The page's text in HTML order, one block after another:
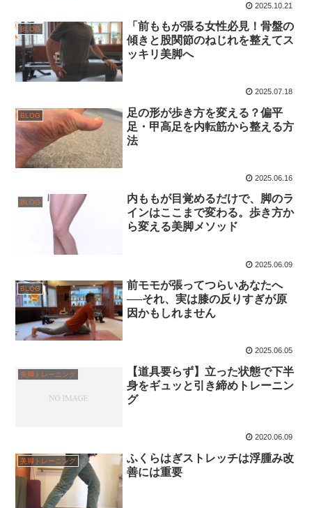
2025.10.21
BLOG
「前ももが張る女性必見！骨盤の
傾きと股関節のねじれを整えてス
ッキリ美脚へ
2025.07.18
BLOG
足の形が歩き方を変える？偏平
足・甲高足を内転筋から整える方
法
2025.06.16
BLOG
内ももが目覚めるだけで、脚のラ
インはここまで変わる。歩き方か
ら変える美脚メソッド
2025.06.09
BLOG
前モモが張ってつらいあなたへ
──それ、実は膝の反りすぎが原
因かもしれません
2025.06.05
美脚トレーニング
【道具要らず】立った状態で下半
身をギュッと引き締めトレーニン
グ
2020.06.09
美脚トレーニング
ふくらはぎストレッチは浮腫み改
善には重要